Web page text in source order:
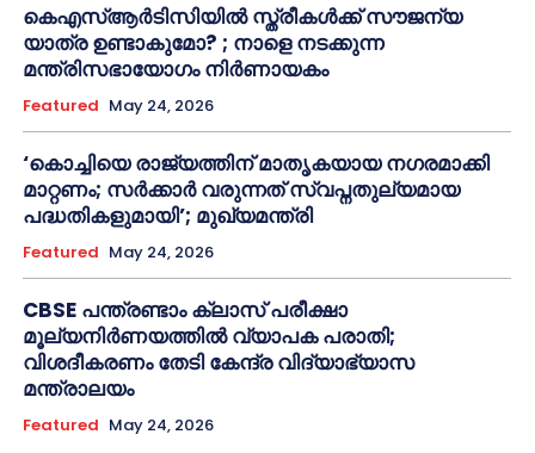
കെഎസ്ആർടിസിയിൽ സ്ത്രീകൾക്ക് സൗജന്യ
യാത്ര ഉണ്ടാകുമോ? ; നാളെ നടക്കുന്ന
മന്ത്രിസഭായോഗം നിർണായകം
Featured May 24, 2026
‘കൊച്ചിയെ രാജ്യത്തിന് മാതൃകയായ നഗരമാക്കി
മാറ്റണം; സർക്കാർ വരുന്നത് സ്വപ്നതുല്യമായ
പദ്ധതികളുമായി’; മുഖ്യമന്ത്രി
Featured May 24, 2026
CBSE പന്ത്രണ്ടാം ക്ലാസ് പരീക്ഷാ
മൂല്യനിർണയത്തിൽ വ്യാപക പരാതി;
വിശദീകരണം തേടി കേന്ദ്ര വിദ്യാഭ്യാസ
മന്ത്രാലയം
Featured May 24, 2026